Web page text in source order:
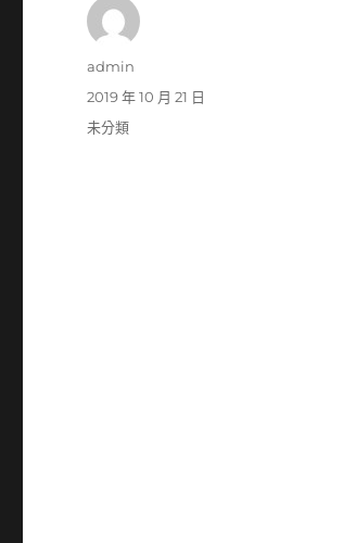
作
admin
發
佈
2019 年 10 月 21 日
分
未分類